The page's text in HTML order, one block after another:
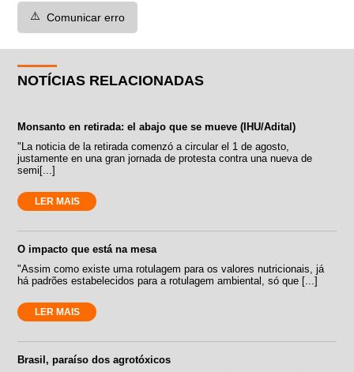
⚠️ Comunicar erro
NOTÍCIAS RELACIONADAS
Monsanto en retirada: el abajo que se mueve (IHU/Adital)
"La noticia de la retirada comenzó a circular el 1 de agosto,
justamente en una gran jornada de protesta contra una nueva de
semi[...]
LER MAIS
O impacto que está na mesa
"Assim como existe uma rotulagem para os valores nutricionais, já
há padrões estabelecidos para a rotulagem ambiental, só que [...]
LER MAIS
Brasil, paraíso dos agrotóxicos